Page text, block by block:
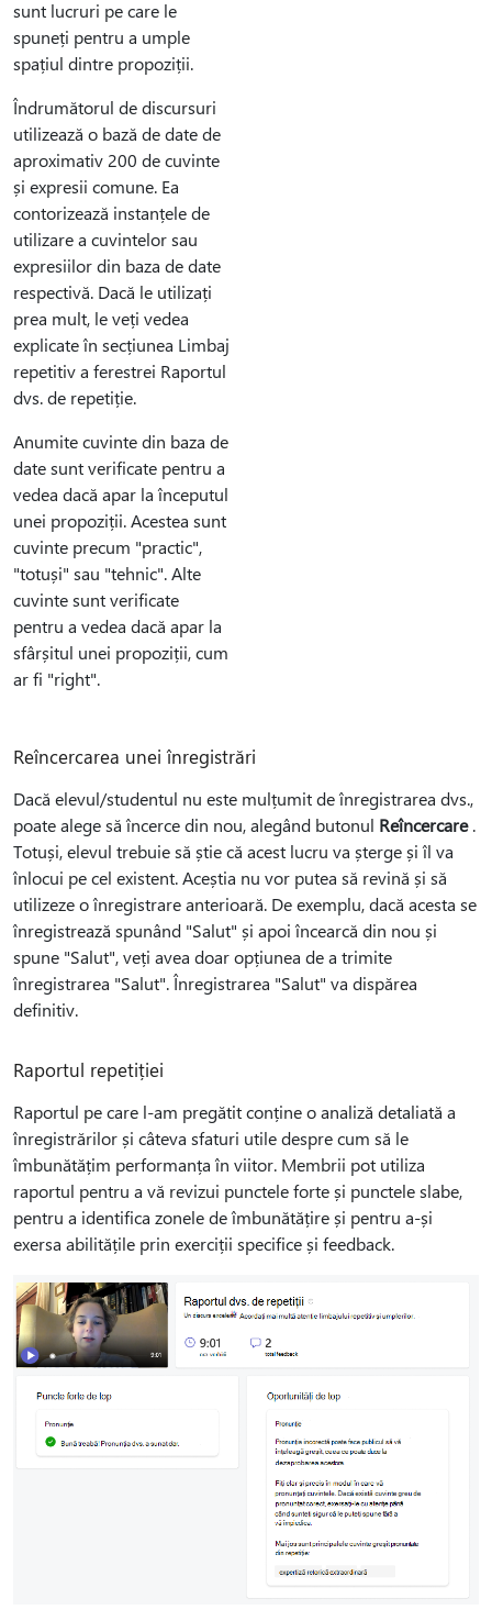
sunt lucruri pe care le
spuneți pentru a umple
spațiul dintre propoziții.
Îndrumătorul de discursuri
utilizează o bază de date de
aproximativ 200 de cuvinte
și expresii comune. Ea
contorizează instanțele de
utilizare a cuvintelor sau
expresiilor din baza de date
respectivă. Dacă le utilizați
prea mult, le veți vedea
explicate în secțiunea Limbaj
repetitiv a ferestrei Raportul
dvs. de repetiție.
Anumite cuvinte din baza de
date sunt verificate pentru a
vedea dacă apar la începutul
unei propoziții. Acestea sunt
cuvinte precum "practic",
"totuși" sau "tehnic". Alte
cuvinte sunt verificate
pentru a vedea dacă apar la
sfârșitul unei propoziții, cum
ar fi "right".
Reîncercarea unei înregistrări
Dacă elevul/studentul nu este mulțumit de înregistrarea dvs.,
poate alege să încerce din nou, alegând butonul Reîncercare.
Totuși, elevul trebuie să știe că acest lucru va șterge și îl va
înlocui pe cel existent. Aceștia nu vor putea să revină și să
utilizeze o înregistrare anterioară. De exemplu, dacă acesta se
înregistrează spunând "Salut" și apoi încearcă din nou și
spune "Salut", veți avea doar opțiunea de a trimite
înregistrarea "Salut". Înregistrarea "Salut" va dispărea
definitiv.
Raportul repetiției
Raportul pe care l-am pregătit conține o analiză detaliată a
înregistrărilor și câteva sfaturi utile despre cum să le
îmbunătățim performanța în viitor. Membrii pot utiliza
raportul pentru a vă revizui punctele forte și punctele slabe,
pentru a identifica zonele de îmbunătățire și pentru a-și
exersa abilitățile prin exerciții specifice și feedback.